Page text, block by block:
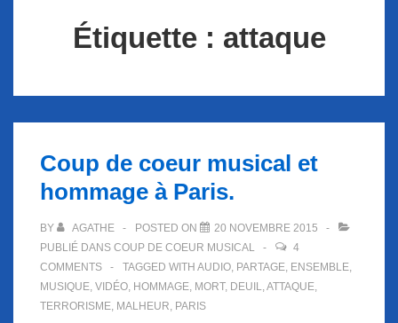
Étiquette : attaque
Coup de coeur musical et
hommage à Paris.
BY AGATHE POSTED ON
20 NOVEMBRE 2015
PUBLIÉ DANS COUP DE COEUR MUSICAL
4
COMMENTS
TAGGED WITH AUDIO, PARTAGE, ENSEMBLE,
MUSIQUE, VIDÉO, HOMMAGE, MORT, DEUIL,ATTAQUE,
TERRORISME, MALHEUR, PARIS